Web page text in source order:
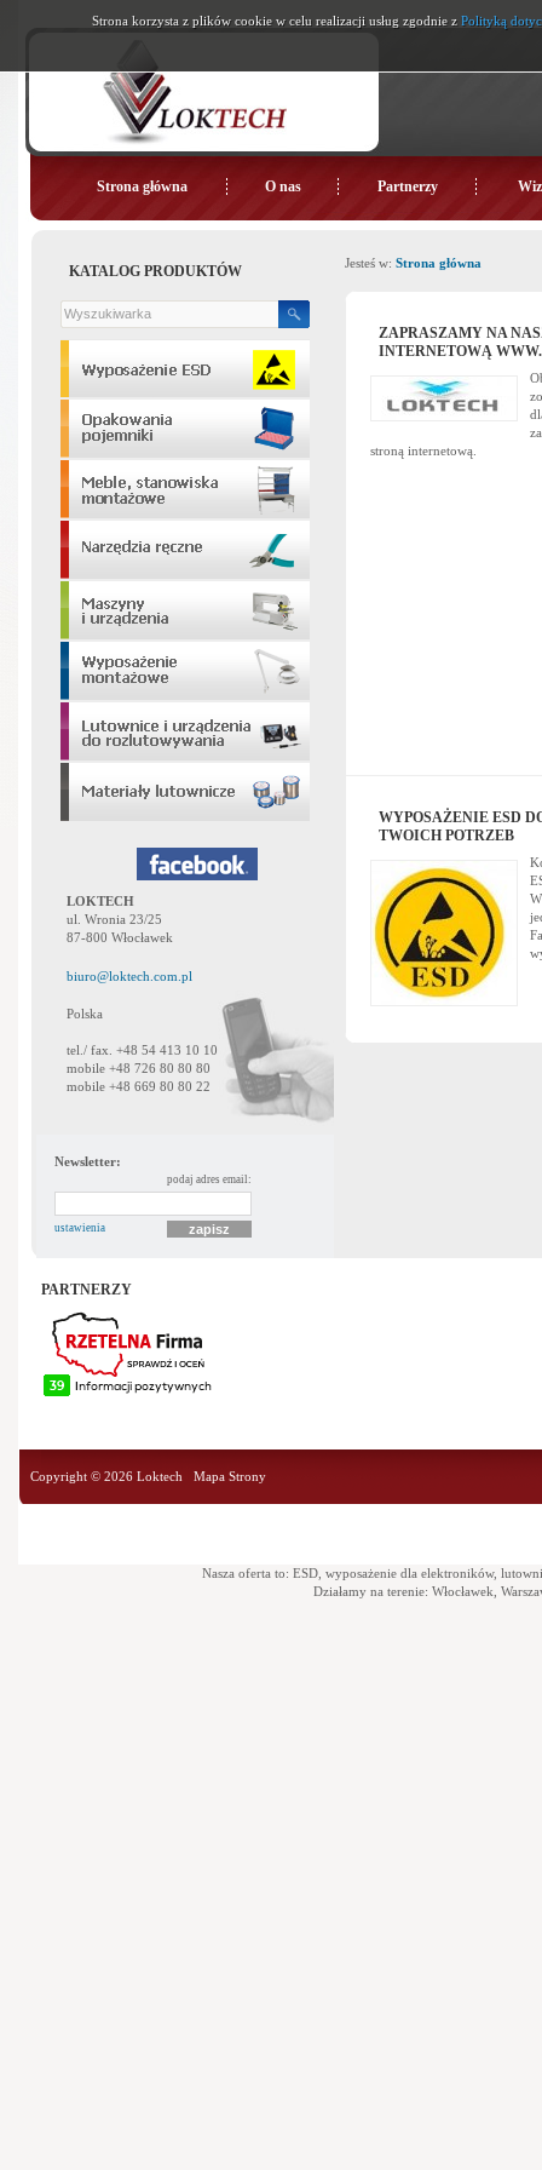
Strona główna O nas Partnerzy
KATALOG PRODUKTÓW
LOKTECH
ul. Wronia 23/25
87-800 Włocławek
biuro@loktech.com.pl
Polska
tel./ fax. +48 54 413 10 10
mobile +48 726 80 80 80
mobile +48 669 80 80 22
Newsletter:
podaj adres email:
ustawienia
Jesteś w: Strona główna
ZAPRASZAMY NA
INTERNETOWĄ
stroną internetową.
WYPOSAŻENIE ESD
TWOICH POTRZEB
PARTNERZY
Copyright © 2026 Loktech Mapa Strony
Nasza oferta to: ESD, wyposażenie dla elektroników,
Działamy na terenie: Włocławek,
Strona korzysta z plików cookie w celu realizacji usług zgodnie z Polityką